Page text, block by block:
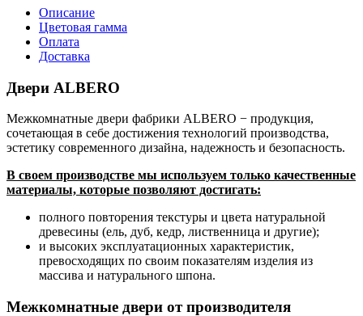
Описание
Цветовая гамма
Оплата
Доставка
Двери ALBERO
Межкомнатные двери фабрики ALBERO − продукция,
сочетающая в себе достижения технологий производства,
эстетику современного дизайна, надежность и безопасность.
В своем производстве мы используем только качественные
материалы, которые позволяют достигать:
полного повторения текстуры и цвета натуральной
древесины (ель, дуб, кедр, лиственница и другие);
и высоких эксплуатационных характеристик,
превосходящих по своим показателям изделия из
массива и натурального шпона.
Межкомнатные двери от производителя